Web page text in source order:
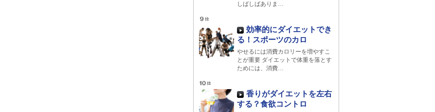
しばしばありま…
効率的にダイエットでき
る！スポーツのカロ
やせるには消費カロリーを増やすこ
とが重要 ダイエットで体重を落とす
ためには、消費…
香りがダイエットを左右
する？食欲コントロ